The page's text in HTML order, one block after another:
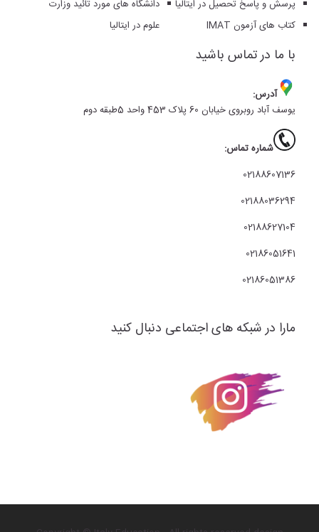
دانشگاه های مورد تائید وزارت
علوم در ایتالیا
پرسش و پاسخ تحصیل در ایتالیا
کتاب های آزمون IMAT
با ما در تماس باشید
آدرس:
یوسف آباد روبروی خیابان 60 پلاک 453 واحد 5طبقه دوم
شماره تماس:
02188607136
02188036294
02188627104
02186051641
02186051386
مارا در شبکه های اجتماعی دنبال کنید